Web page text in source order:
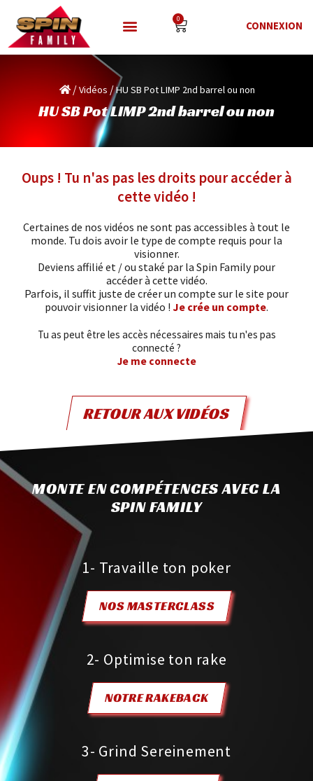
CONNEXION
0
/Vidéos /HU SB Pot LIMP 2nd barrel ou non
HU SB Pot LIMP 2nd barrel ou non
Oups ! Tu n'as pas les droits pour accéder à
cette vidéo !
Certaines de nos vidéos ne sont pas accessibles à tout le
monde. Tu dois avoir le type de compte requis pour la
visionner.
Deviens affilié et / ou staké par la Spin Family pour
accéder à cette vidéo.
Parfois, il suffit juste de créer un compte sur le site pour
pouvoir visionner la vidéo ! Je crée un compte.
Tu as peut être les accès nécessaires mais tu n'es pas
connecté ?
Je me connecte
RETOUR AUX VIDÉOS
MONTE EN COMPÉTENCES AVEC LA
SPIN FAMILY
1- Travaille ton poker
NOS MASTERCLASS
2- Optimise ton rake
NOTRE RAKEBACK
3- Grind Sereinement